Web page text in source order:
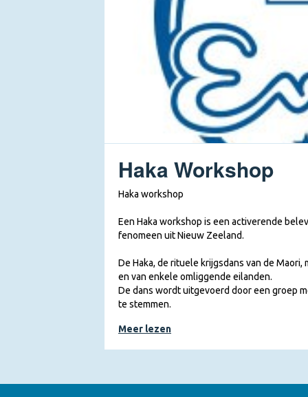
Haka Workshop
Haka workshop
Een Haka workshop is een activerende
fenomeen uit Nieuw Zeeland.
De Haka, de rituele krijgsdans van de
en van enkele omliggende eilanden.
De dans wordt uitgevoerd door een groep
te stemmen.
voor veldslagen. Steeds meer mensen
Meer lezen